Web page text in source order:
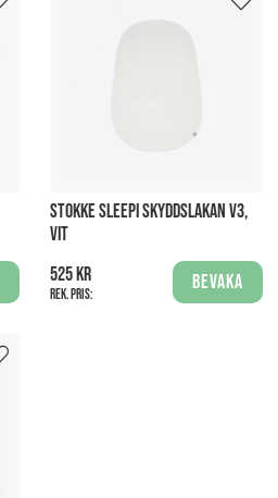
STOKKE SLEEPI SKYDDSLAKAN V3,
VIT
525 kr
Rek. pris:
Bevaka